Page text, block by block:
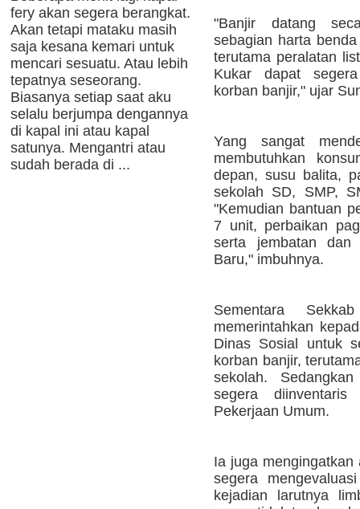
fery akan segera berangkat.
Akan tetapi mataku masih
saja kesana kemari untuk
mencari sesuatu. Atau lebih
tepatnya seseorang.
Biasanya setiap saat aku
selalu berjumpa dengannya
di kapal ini atau kapal
satunya. Mengantri atau
sudah berada di ...
"Banjir datang
sebagian harta
terutama peralatan
Kukar dapat
korban banjir," ujar
Yang sangat
membutuhkan
depan, susu balita,
sekolah SD, SMP,
"Kemudian bantuan
7 unit, perbaikan
serta jembatan dan
Baru," imbuhnya.
Sementara
memerintahkan
Dinas Sosial untuk
korban banjir,
sekolah.
segera
Pekerjaan Umum.
Ia juga
segera
kejadian larutnya